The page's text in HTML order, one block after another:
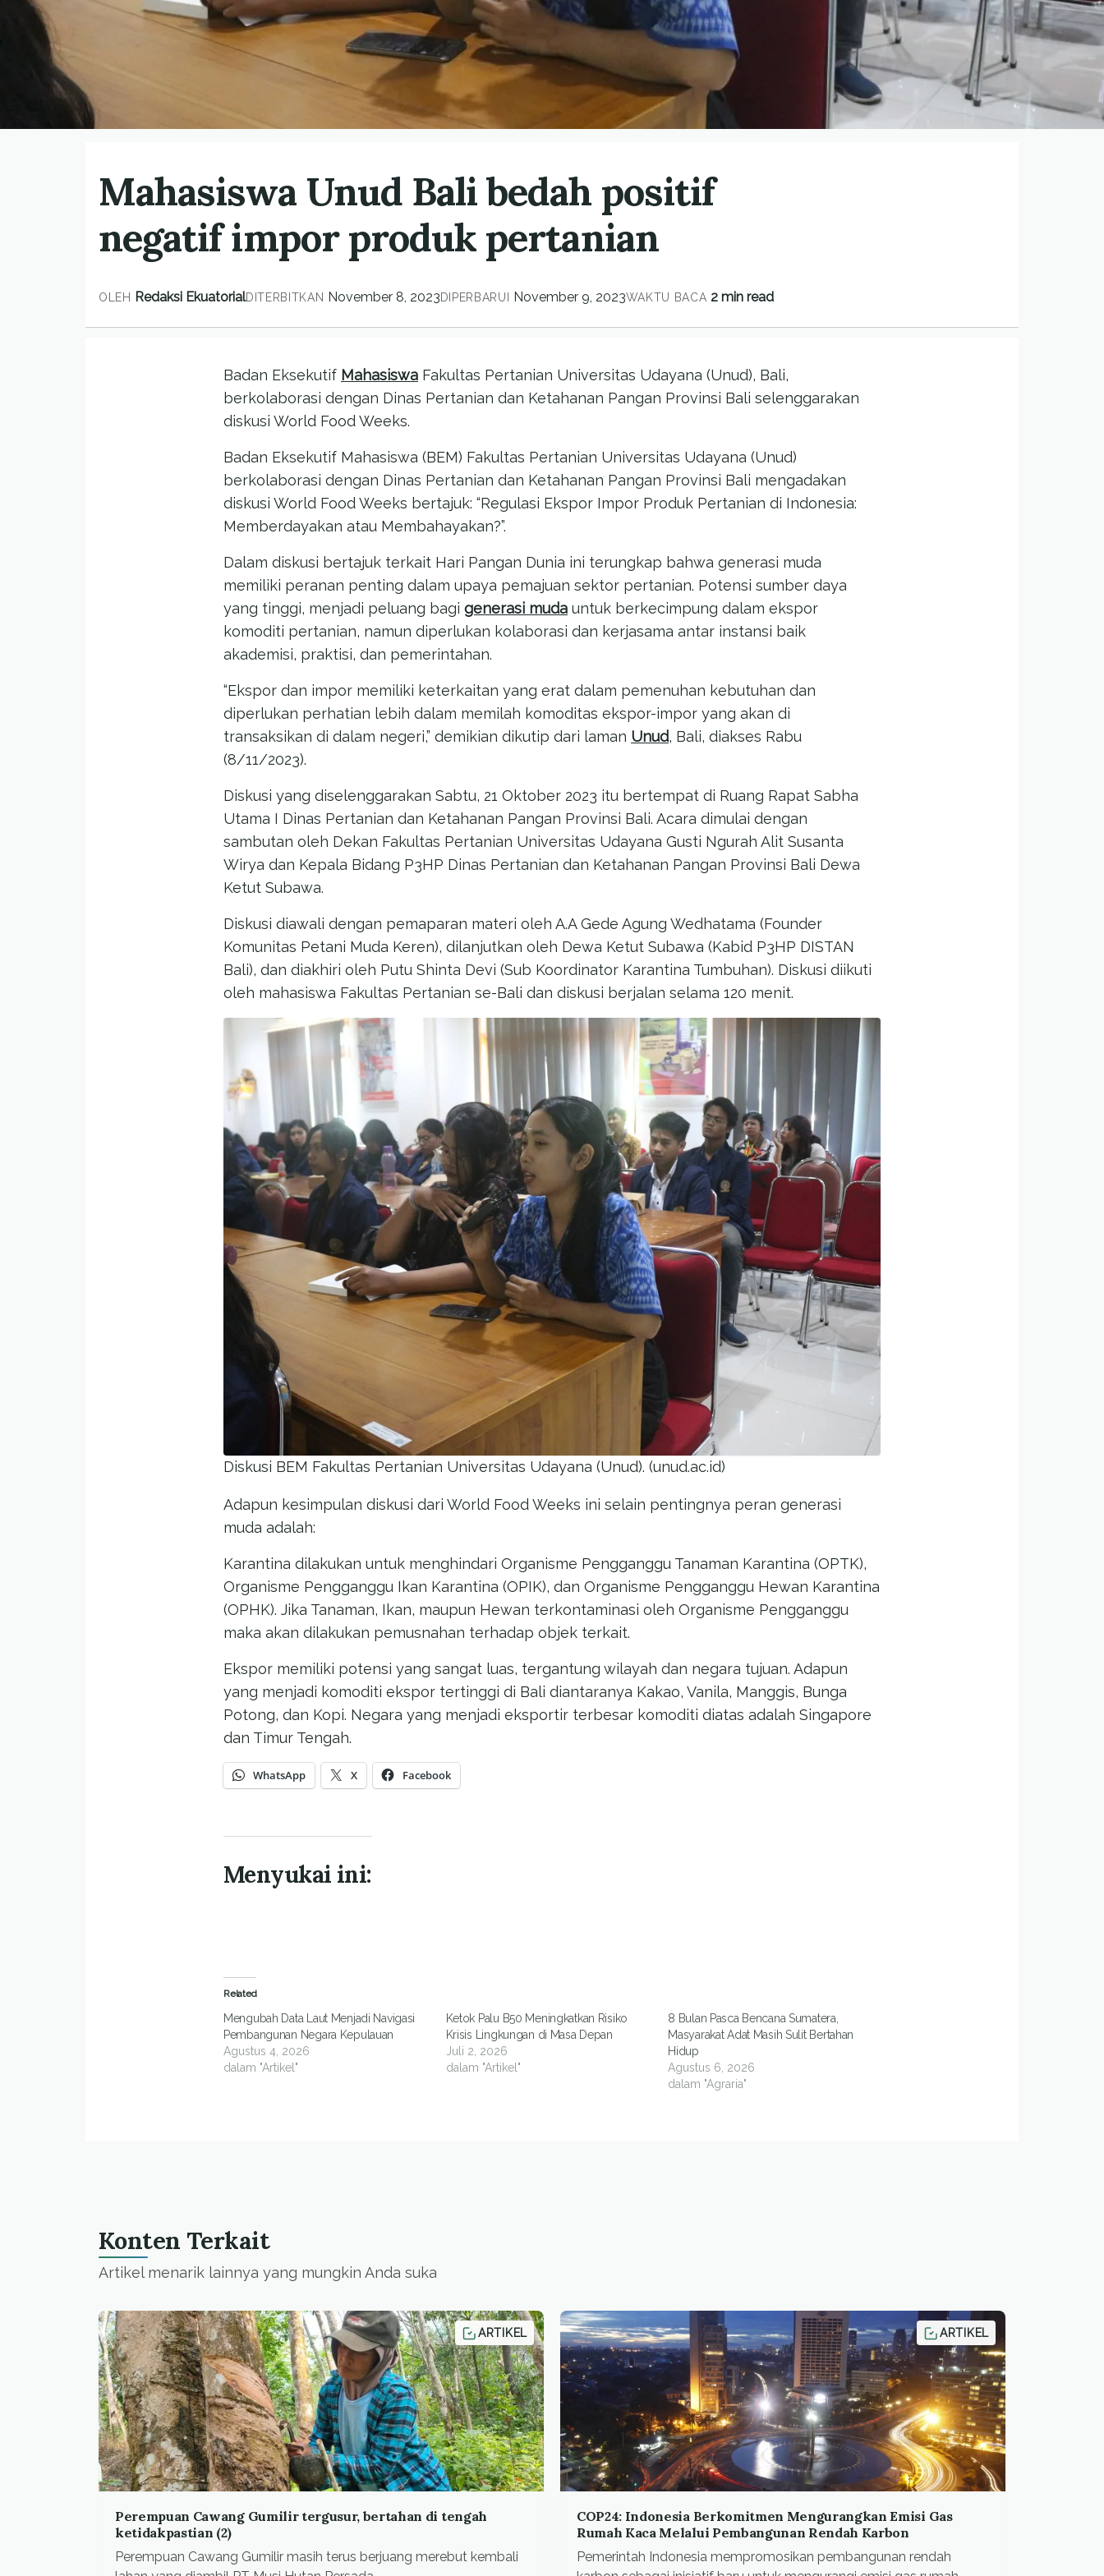
Mahasiswa Unud Bali bedah positif
negatif impor produk pertanian
OLEH Redaksi EkuatorialDITERBITKAN November 8, 2023DIPERBARUI November 9, 2023WAKTU BACA 2 min read
Badan Eksekutif Mahasiswa Fakultas Pertanian Universitas Udayana (Unud), Bali,
berkolaborasi dengan Dinas Pertanian dan Ketahanan Pangan Provinsi Bali selenggarakan
diskusi World Food Weeks.
Badan Eksekutif Mahasiswa (BEM) Fakultas Pertanian Universitas Udayana (Unud)
berkolaborasi dengan Dinas Pertanian dan Ketahanan Pangan Provinsi Bali mengadakan
diskusi World Food Weeks bertajuk: “Regulasi Ekspor Impor Produk Pertanian di Indonesia:
Memberdayakan atau Membahayakan?”.
Dalam diskusi bertajuk terkait Hari Pangan Dunia ini terungkap bahwa generasi muda
memiliki peranan penting dalam upaya pemajuan sektor pertanian. Potensi sumber daya
yang tinggi, menjadi peluang bagi generasi muda untuk berkecimpung dalam ekspor
komoditi pertanian, namun diperlukan kolaborasi dan kerjasama antar instansi baik
akademisi, praktisi, dan pemerintahan.
“Ekspor dan impor memiliki keterkaitan yang erat dalam pemenuhan kebutuhan dan
diperlukan perhatian lebih dalam memilah komoditas ekspor-impor yang akan di
transaksikan di dalam negeri,” demikian dikutip dari laman Unud, Bali, diakses Rabu
(8/11/2023).
Diskusi yang diselenggarakan Sabtu, 21 Oktober 2023 itu bertempat di Ruang Rapat Sabha
Utama I Dinas Pertanian dan Ketahanan Pangan Provinsi Bali. Acara dimulai dengan
sambutan oleh Dekan Fakultas Pertanian Universitas Udayana Gusti Ngurah Alit Susanta
Wirya dan Kepala Bidang P3HP Dinas Pertanian dan Ketahanan Pangan Provinsi Bali Dewa
Ketut Subawa.
Diskusi diawali dengan pemaparan materi oleh A.A Gede Agung Wedhatama (Founder
Komunitas Petani Muda Keren), dilanjutkan oleh Dewa Ketut Subawa (Kabid P3HP DISTAN
Bali), dan diakhiri oleh Putu Shinta Devi (Sub Koordinator Karantina Tumbuhan). Diskusi diikuti
oleh mahasiswa Fakultas Pertanian se-Bali dan diskusi berjalan selama 120 menit.
Diskusi BEM Fakultas Pertanian Universitas Udayana (Unud). (unud.ac.id)
Adapun kesimpulan diskusi dari World Food Weeks ini selain pentingnya peran generasi
muda adalah:
Karantina dilakukan untuk menghindari Organisme Pengganggu Tanaman Karantina (OPTK),
Organisme Pengganggu Ikan Karantina (OPIK), dan Organisme Pengganggu Hewan Karantina
(OPHK). Jika Tanaman, Ikan, maupun Hewan terkontaminasi oleh Organisme Pengganggu
maka akan dilakukan pemusnahan terhadap objek terkait.
Ekspor memiliki potensi yang sangat luas, tergantung wilayah dan negara tujuan. Adapun
yang menjadi komoditi ekspor tertinggi di Bali diantaranya Kakao, Vanila, Manggis, Bunga
Potong, dan Kopi. Negara yang menjadi eksportir terbesar komoditi diatas adalah Singapore
dan Timur Tengah.
WhatsApp X Facebook
Menyukai ini:
Related
Mengubah Data Laut Menjadi Navigasi
Pembangunan Negara Kepulauan
Agustus 4, 2026
dalam "Artikel"
Ketok Palu B50 Meningkatkan Risiko
Krisis Lingkungan di Masa Depan
Juli 2, 2026
dalam "Artikel"
8 Bulan Pasca Bencana Sumatera,
Masyarakat Adat Masih Sulit Bertahan
Hidup
Agustus 6, 2026
dalam "Agraria"
Konten Terkait
Artikel menarik lainnya yang mungkin Anda suka
ARTIKEL
Perempuan Cawang Gumilir tergusur, bertahan di tengah
ketidakpastian (2)
Perempuan Cawang Gumilir masih terus berjuang merebut kembali
ARTIKEL
COP24: Indonesia Berkomitmen Mengurangkan Emisi Gas
Rumah Kaca Melalui Pembangunan Rendah Karbon
Pemerintah Indonesia mempromosikan pembangunan rendah